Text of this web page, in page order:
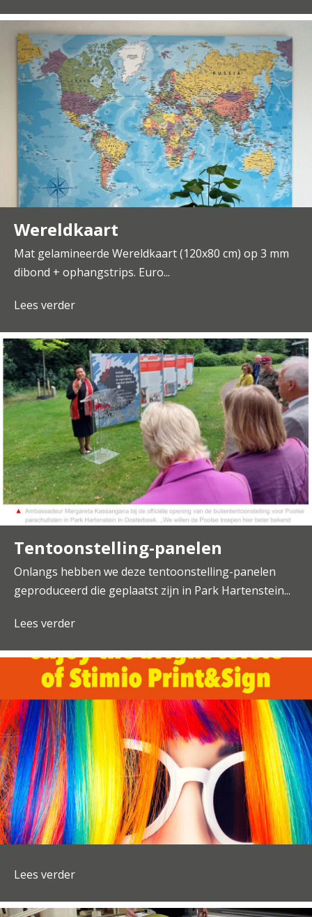
Wereldkaart
Mat gelamineerde Wereldkaart (120x80 cm) op 3 mm
dibond + ophangstrips. Euro...
Lees verder
Tentoonstelling-panelen
Onlangs hebben we deze tentoonstelling-panelen
geproduceerd die geplaatst zijn in Park Hartenstein...
Lees verder
Lees verder